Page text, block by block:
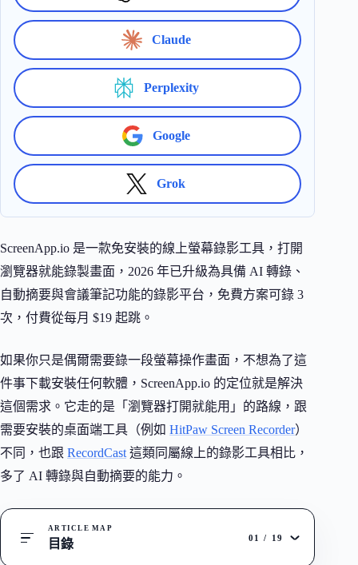
Claude
Perplexity
Google
Grok
ScreenApp.io 是一款免安裝的線上螢幕錄影工具，打開
瀏覽器就能錄製畫面，2026 年已升級為具備 AI 轉錄、
自動摘要與會議筆記功能的錄影平台，免費方案可錄 3
次，付費從每月 $19 起跳。
如果你只是偶爾需要錄一段螢幕操作畫面，不想為了這
件事下載安裝任何軟體，ScreenApp.io 的定位就是解決
這個需求。它走的是「瀏覽器打開就能用」的路線，跟
需要安裝的桌面端工具（例如 HitPaw Screen Recorder）
不同，也跟 RecordCast 這類同屬線上的錄影工具相比，
多了 AI 轉錄與自動摘要的能力。
ARTICLE MAP
目錄 01 / 19